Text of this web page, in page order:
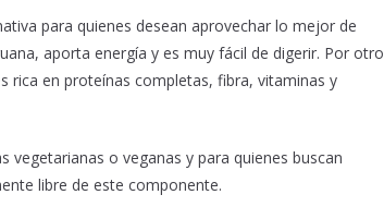
para quienes desean aprovechar lo mejor de
aporta energía y es muy fácil de digerir. Por otro
rica en proteínas completas, fibra, vitaminas y
o veganas y para quienes buscan
libre de este componente.